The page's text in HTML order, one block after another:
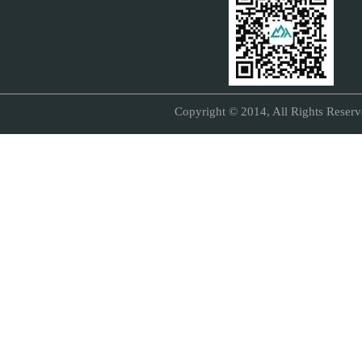
Copyright © 2014, All Rights